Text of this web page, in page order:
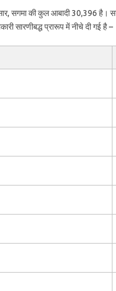
सगमा की कुल आबादी 30,396 है।
सारणीबद्ध प्रारूप में नीचे दी गई है –